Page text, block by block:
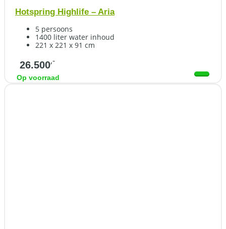
Hotspring Highlife – Aria
5 persoons
1400 liter water inhoud
221 x 221 x 91 cm
26.500,-
Op voorraad